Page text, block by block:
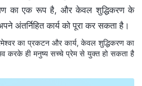
का एक रूप है, और केवल शुद्धिकरण के
अंतर्निहित कार्य को पूरा कर सकता है।
का प्रकटन और कार्य, केवल शुद्धिकरण का
करके ही मनुष्य सच्चे प्रेम से युक्त हो सकता है